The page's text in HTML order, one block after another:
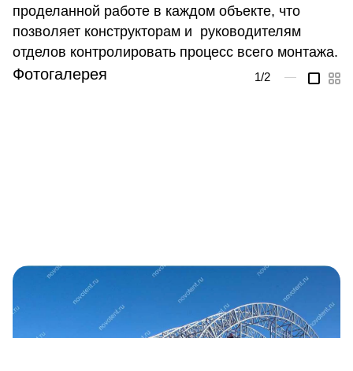
проделанной работе в каждом объекте, что
позволяет конструкторам и руководителям
отделов контролировать процесс всего монтажа.
Фотогалерея 1/2 —